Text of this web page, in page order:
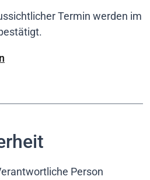
Termin werden im
Person